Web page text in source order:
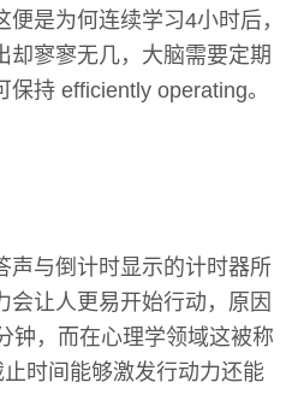
是为何连续学习4小时后，
却寥寥无几，大脑需要定期
持 efficiently operating。
声与倒计时显示的计时器所
会让人更易开始行动，原因
钟，而在心理学领域这被称
止时间能够激发行动力还能